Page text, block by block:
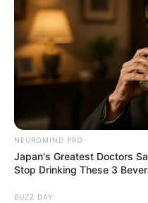
NEUROMIND PRO
Japan's Greatest Doctors
Stop Drinking These 3
BUZZ DAY